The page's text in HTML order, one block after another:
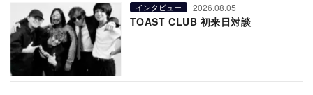
インタビュー 2026.08.05
TOAST CLUB 初来日対談